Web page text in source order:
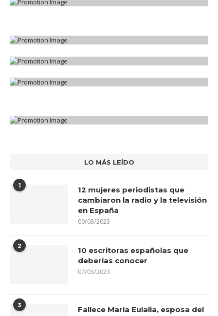
LO MÁS LEÍDO
1
12 mujeres periodistas que
cambiaron la radio y la televisión
en España
09/03/2023
2
10 escritoras españolas que
deberías conocer
07/03/2023
3
Fallece María Eulalia, esposa del